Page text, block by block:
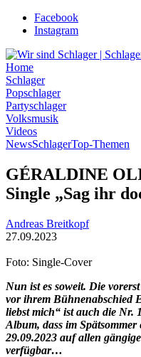
Zum
Inhalt
Facebook
Instagram
Home
Schlager
Popschlager
Partyschlager
Volksmusik
Videos
NewsSchlagerTop-Themen
GÉRALDINE
Single „Sag ihr
Andreas Breitkopf
27.09.2023
Foto: Single-Cover
Nun ist es soweit. Die
vor ihrem Bühnenabschied
liebst mich“ ist auch die Nr.
Album, dass im Spätsommer
29.09.2023 auf allen
verfügbar…